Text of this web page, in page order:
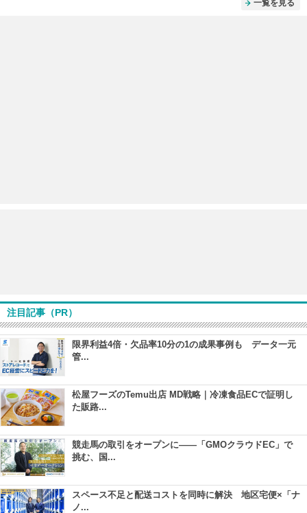
一覧を見る
注目記事（PR）
限界利益4倍・欠品率10分の1の成果事例も データ一元
管...
松屋フーズのTemu出店 MD戦略｜冷凍食品ECで証明し
た販路...
競走馬の取引をオープンに――「GMOクラウドEC」で
挑む、国...
スペース不足と配送コストを同時に解決 地区宅便×「ナ
ノ...